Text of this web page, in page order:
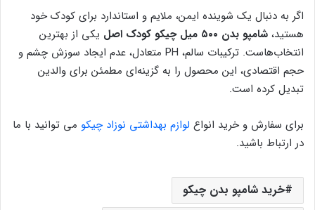
اگر به دنبال یک شوینده ایمن، ملایم و استاندارد برای کودک خود
هستید، شامپو بدن ۵۰۰ میل چیکو کودک اصل
یکی از بهترین
انتخاب‌هاست. ترکیبات سالم، PH متعادل، عدم ایجاد سوزش چشم و
حجم اقتصادی، این محصول را به گزینه‌ای مطمئن برای والدین
تبدیل کرده است.
برای سفارش و خرید انواع لوازم بهداشتی نوزاد چیکو می توانید با ما
در ارتباط باشید.
خرید شامپو بدن چیکو